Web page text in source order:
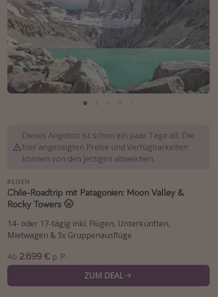
Reiseziele
Alle Reiseziele
Bodensee Urlaub
Gozo Urlaub
Normandie Urlaub
Kefalonia Urlaub
Krabi Urlaub
Sri Lanka Rundreise
Japan Rundreise
Reisethemen
Wellnessurlaub
Dieses Angebot ist schon ein paar Tage alt. Die
hier angezeigten Preise und Verfügbarkeiten
können von den jetzigen abweichen.
REISEN
Chile-Roadtrip mit Patagonien: Moon Valley &
Rocky Towers 🌝
14- oder 17-tägig inkl. Flügen, Unterkünften,
Mietwagen & 3x Gruppenausflüge
Ab 2.699 € p. P.
ZUM DEAL